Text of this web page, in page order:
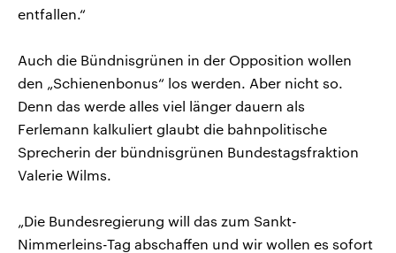
entfallen.“
Auch die Bündnisgrünen in der Opposition wollen
den „Schienenbonus“ los werden. Aber nicht so.
Denn das werde alles viel länger dauern als
Ferlemann kalkuliert glaubt die bahnpolitische
Sprecherin der bündnisgrünen Bundestagsfraktion
Valerie Wilms.
„Die Bundesregierung will das zum Sankt-
Nimmerleins-Tag abschaffen und wir wollen es sofort